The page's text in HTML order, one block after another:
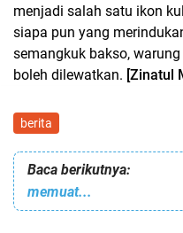
menjadi salah satu ikon
siapa pun yang
semangkuk bakso,
boleh dilewatkan. [Zinatul
berita
Baca berikutnya:
memuat...